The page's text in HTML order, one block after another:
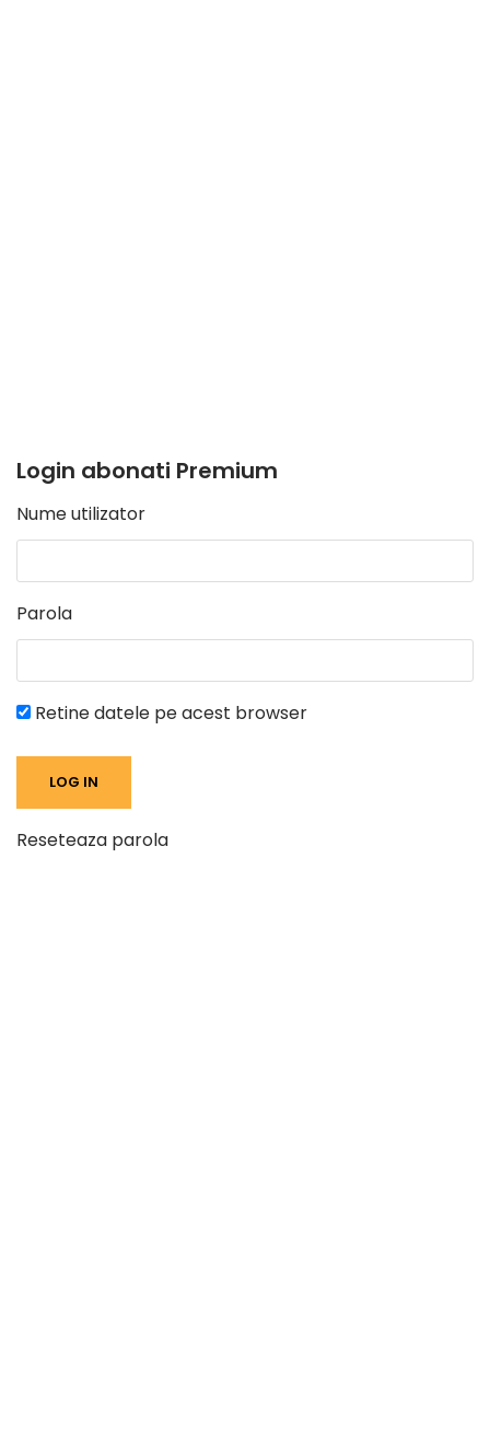
Login abonati Premium
Nume utilizator
Parola
Retine datele pe acest browser
Reseteaza parola